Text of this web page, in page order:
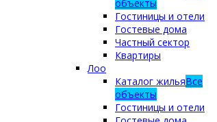
объекты
Гостиницы и отели
Гостевые дома
Частный сектор
Квартиры
Лоо
Каталог жильяВсе
объекты
Гостиницы и отели